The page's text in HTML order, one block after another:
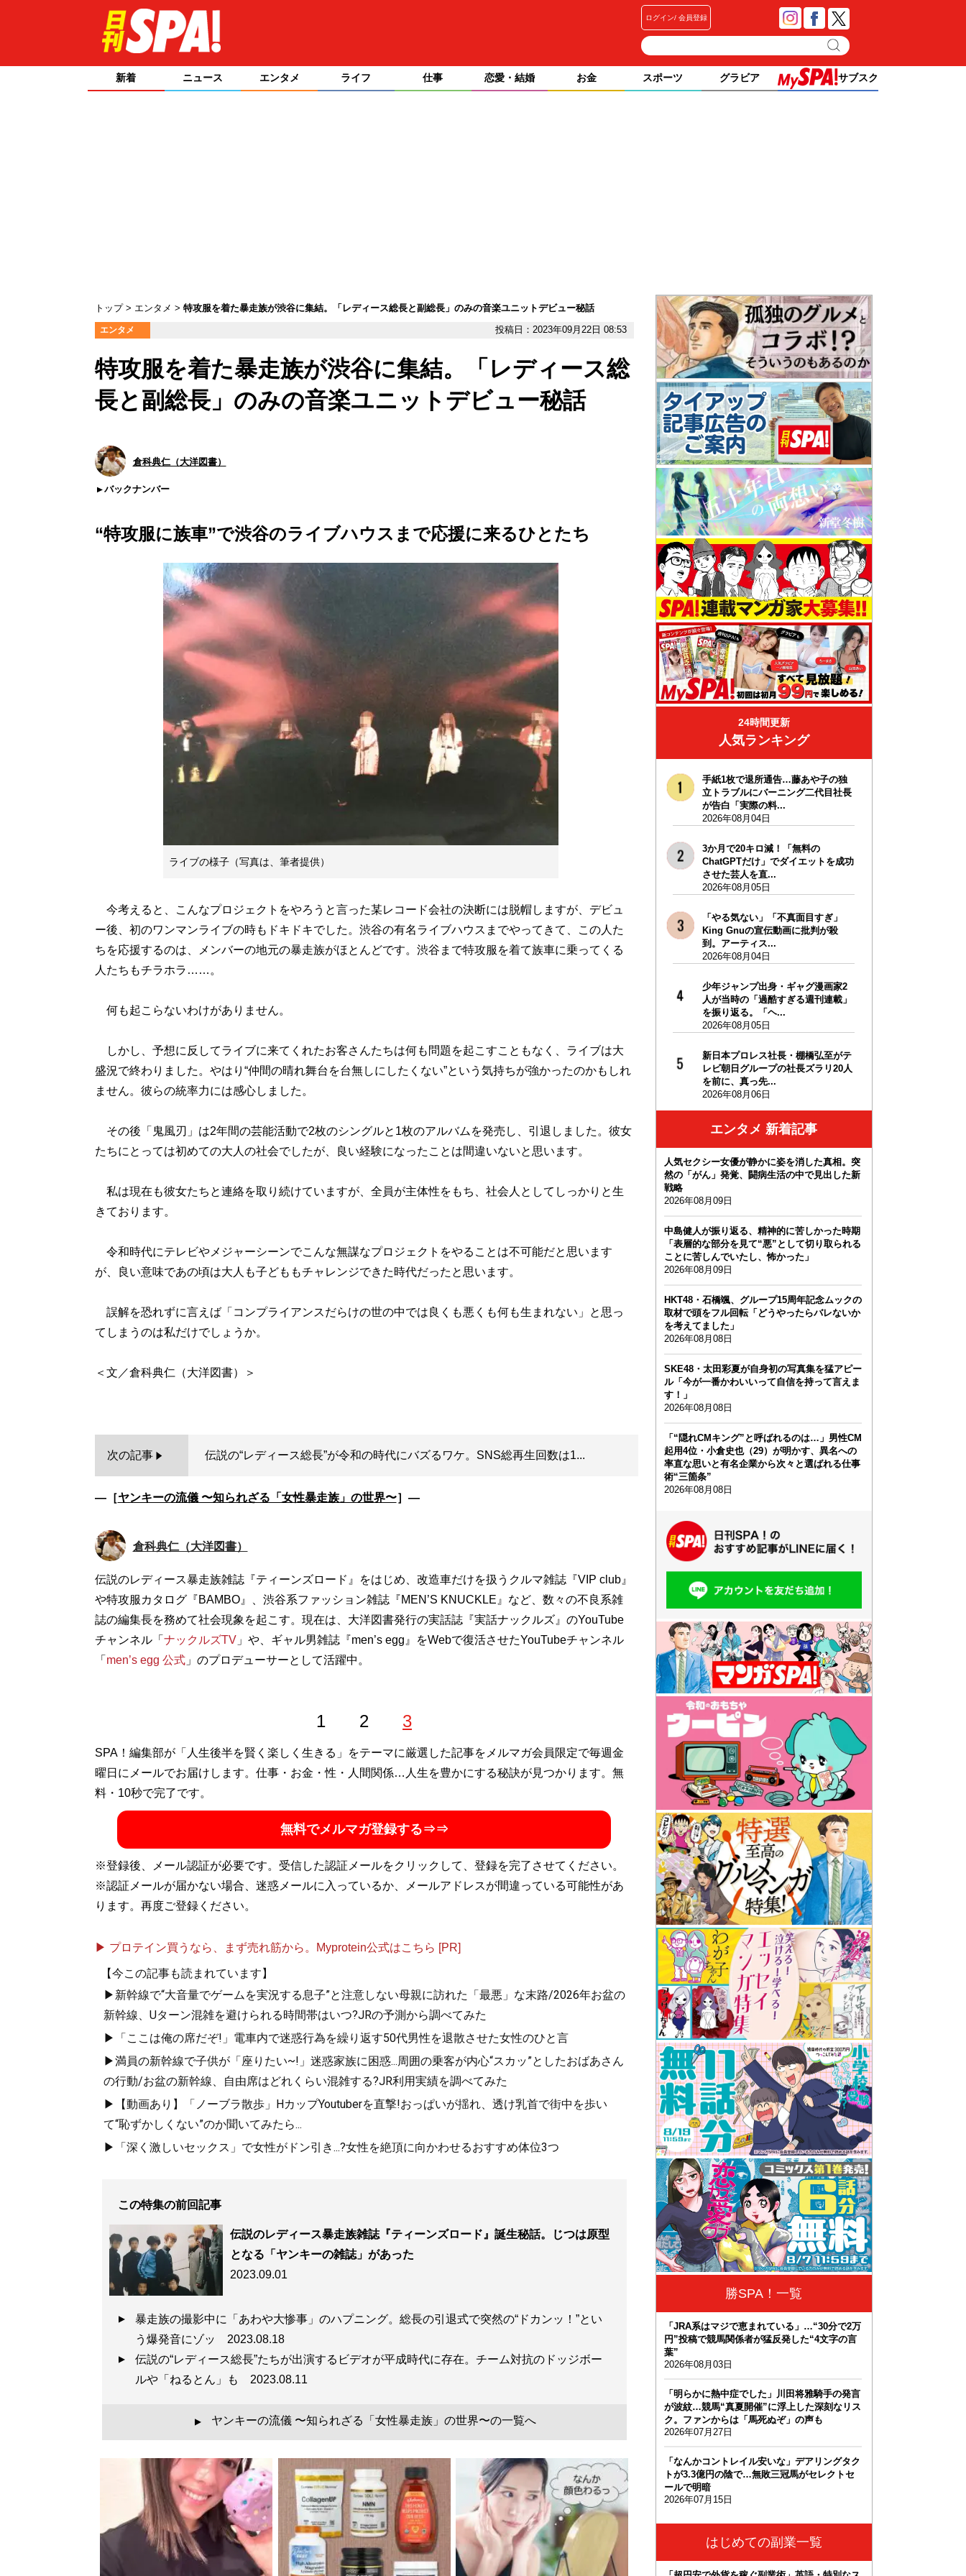
ログイン 会員登録
新着 ニュース エンタメ ライフ 仕事 恋愛・結婚 お金 スポーツ グラビア サブスク
トップ エンタメ 特攻服を着た暴走族が渋谷に集結。「レディース総長と副総長」のみの音楽ユニットデビュー秘話
エンタメ 投稿日：2023年09月22日 08:53
特攻服を着た暴走族が渋谷に集結。「レディース総
長と副総長」のみの音楽ユニットデビュー秘話
倉科典仁（大洋図書）
バックナンバー
“特攻服に族車”で渋谷のライブハウスまで応援に来るひとたち
ライブの様子（写真は、筆者提供）
今考えると、こんなプロジェクトをやろうと言った某レコード会社の決断には脱帽しますが、デビュ
ー後、初のワンマンライブの時もドキドキでした。渋谷の有名ライブハウスまでやってきて、この人た
ちを応援するのは、メンバーの地元の暴走族がほとんどです。渋谷まで特攻服を着て族車に乗ってくる
人たちもチラホラ……。
何も起こらないわけがありません。
しかし、予想に反してライブに来てくれたお客さんたちは何も問題を起こすこともなく、ライブは大
盛況で終わりました。やはり“仲間の晴れ舞台を台無しにしたくない”という気持ちが強かったのかもしれ
ません。彼らの統率力には感心しました。
その後「鬼風刃」は2年間の芸能活動で2枚のシングルと1枚のアルバムを発売し、引退しました。彼女
たちにとっては初めての大人の社会でしたが、良い経験になったことは間違いないと思います。
私は現在も彼女たちと連絡を取り続けていますが、全員が主体性をもち、社会人としてしっかりと生
きております。
令和時代にテレビやメジャーシーンでこんな無謀なプロジェクトをやることは不可能だと思います
が、良い意味であの頃は大人も子どももチャレンジできた時代だったと思います。
誤解を恐れずに言えば「コンプライアンスだらけの世の中では良くも悪くも何も生まれない」と思っ
てしまうのは私だけでしょうか。
＜文／倉科典仁（大洋図書）＞
次の記事 伝説の“レディース総長”が令和の時代にバズるワケ。SNS総再生回数は1...
―［ヤンキーの流儀 〜知られざる「女性暴走族」の世界〜］―
倉科典仁（大洋図書）
伝説のレディース暴走族雑誌『ティーンズロード』をはじめ、改造車だけを扱うクルマ雑誌『VIP club』
や特攻服カタログ『BAMBO』、渋谷系ファッション雑誌『MEN’S KNUCKLE』など、数々の不良系雑
誌の編集長を務めて社会現象を起こす。現在は、大洋図書発行の実話誌『実話ナックルズ』のYouTube
チャンネル「 ナックルズTV」や、ギャル男雑誌『men’s egg』をWebで復活させたYouTubeチャンネル
「 men’s egg 公式」のプロデューサーとして活躍中。
1 2 3
SPA！編集部が「人生後半を賢く楽しく生きる」をテーマに厳選した記事をメルマガ会員限定で毎週金
曜日にメールでお届けします。仕事・お金・性・人間関係…人生を豊かにする秘訣が見つかります。無
料・10秒で完了です。
無料でメルマガ登録する⇒⇒
※登録後、メール認証が必要です。受信した認証メールをクリックして、登録を完了させてください。
※認証メールが届かない場合、迷惑メールに入っているか、メールアドレスが間違っている可能性があ
ります。再度ご登録ください。
▶ プロテイン買うなら、まず売れ筋から。Myprotein公式はこちら [PR]
【今この記事も読まれています】
▶新幹線で“大音量でゲームを実況する息子”と注意しない母親に訪れた「最悪」な末路/2026年お盆の
新幹線、Uターン混雑を避けられる時間帯はいつ?JRの予測から調べてみた
▶「ここは俺の席だぞ!」電車内で迷惑行為を繰り返す50代男性を退散させた女性のひと言
▶満員の新幹線で子供が「座りたい~!」迷惑家族に困惑...周囲の乗客が内心“スカッ”としたおばあさん
の行動/お盆の新幹線、自由席はどれくらい混雑する?JR利用実績を調べてみた
▶【動画あり】「ノーブラ散歩」HカップYoutuberを直撃!おっぱいが揺れ、透け乳首で街中を歩い
て“恥ずかしくない”のか聞いてみたら...
▶「深く激しいセックス」で女性がドン引き...?女性を絶頂に向かわせるおすすめ体位3つ
この特集の前回記事
伝説のレディース暴走族雑誌『ティーンズロード』誕生秘話。じつは原型
となる「ヤンキーの雑誌」があった
2023.09.01
暴走族の撮影中に「あわや大惨事」のハプニング。総長の引退式で突然の“ドカンッ！”とい
う爆発音にゾッ 2023.08.18
伝説の“レディース総長”たちが出演するビデオが平成時代に存在。チーム対抗のドッジボー
ルや「ねるとん」も 2023.08.11
▲ ヤンキーの流儀 〜知られざる「女性暴走族」の世界〜の一覧へ
24時間更新
人気ランキング
手紙1枚で退所通告…藤あや子の独
立トラブルにバーニング二代目社長
が告白「実際の料...
2026年08月04日
3か月で20キロ減！「無料の
ChatGPTだけ」でダイエットを成功
させた芸人を直...
2026年08月05日
「やる気ない」「不真面目すぎ」
King Gnuの宣伝動画に批判が殺
到。アーティス...
2026年08月04日
少年ジャンプ出身・ギャグ漫画家2
人が当時の「過酷すぎる週刊連載」
を振り返る。「ヘ...
2026年08月05日
新日本プロレス社長・棚橋弘至がテ
レビ朝日グループの社長ズラリ20人
を前に、真っ先...
2026年08月06日
エンタメ 新着記事
人気セクシー女優が静かに姿を消した真相。突
然の「がん」発覚、闘病生活の中で見出した新
戦略
2026年08月09日
中島健人が振り返る、精神的に苦しかった時期
「表層的な部分を見て“悪”として切り取られる
ことに苦しんでいたし、怖かった」
2026年08月09日
HKT48・石橋颯、グループ15周年記念ムックの
取材で頭をフル回転「どうやったらバレないか
を考えてました」
2026年08月08日
SKE48・太田彩夏が自身初の写真集を猛アピー
ル「今が一番かわいいって自信を持って言えま
す！」
2026年08月08日
「“隠れCMキング”と呼ばれるのは…」男性CM
起用4位・小倉史也（29）が明かす、異名への
率直な思いと有名企業から次々と選ばれる仕事
術“三箇条”
2026年08月08日
勝SPA！一覧
「JRA系はマジで恵まれている」…“30分で2万
円”投稿で競馬関係者が猛反発した“4文字の言
葉”
2026年08月03日
「明らかに熱中症でした」川田将雅騎手の発言
が波紋…競馬“真夏開催”に浮上した深刻なリス
ク。ファンからは「馬死ぬぞ」の声も
2026年07月27日
「なんかコントレイル安いな」デアリングタク
トが3.3億円の陰で…無敗三冠馬がセレクトセ
ールで明暗
2026年07月15日
はじめての副業一覧